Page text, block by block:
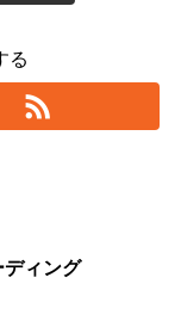
る
ィング